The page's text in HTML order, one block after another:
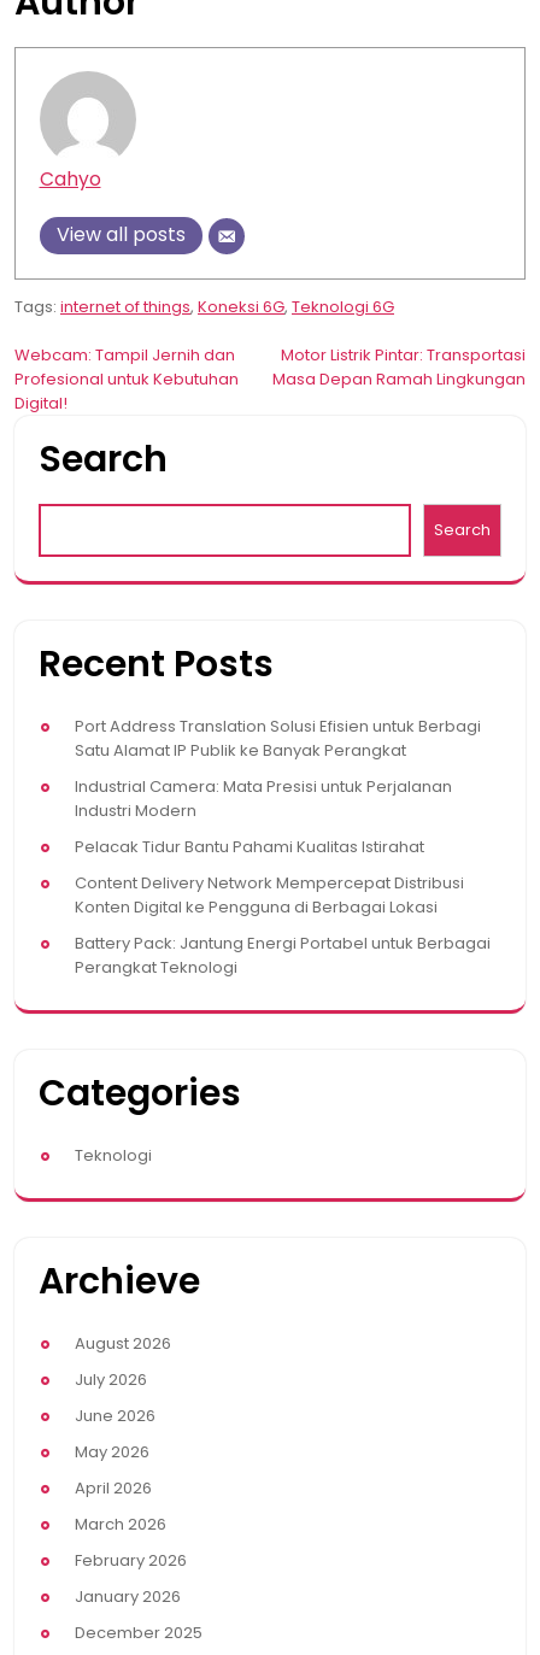
Cahyo
View all posts
Tags: internet of things, Koneksi 6G, Teknologi 6G
Post
navigation
Webcam: Tampil Jernih dan
Profesional untuk Kebutuhan
Digital!
Motor Listrik Pintar: Transportasi
Masa Depan Ramah Lingkungan
Search
Search
Recent Posts
Port Address Translation Solusi Efisien untuk Berbagi
Satu Alamat IP Publik ke Banyak Perangkat
Industrial Camera: Mata Presisi untuk Perjalanan
Industri Modern
Pelacak Tidur Bantu Pahami Kualitas Istirahat
Content Delivery Network Mempercepat Distribusi
Konten Digital ke Pengguna di Berbagai Lokasi
Battery Pack: Jantung Energi Portabel untuk Berbagai
Perangkat Teknologi
Categories
Teknologi
Archieve
August 2026
July 2026
June 2026
May 2026
April 2026
March 2026
February 2026
January 2026
December 2025